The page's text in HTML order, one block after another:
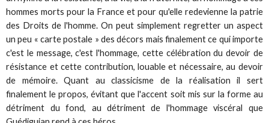
hommes morts pour la France et pour qu'elle redevienne la patrie
des Droits de l'homme. On peut simplement regretter un aspect
un peu « carte postale » des décors mais finalement ce qui importe
c'est le message, c'est l'hommage, cette célébration du devoir de
résistance et cette contribution, louable et nécessaire, au devoir
de mémoire. Quant au classicisme de la réalisation il sert
finalement le propos, évitant que l'accent soit mis sur la forme au
détriment du fond, au détriment de l'hommage viscéral que